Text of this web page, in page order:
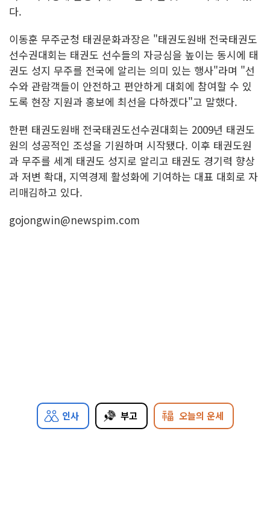
다.
이동훈 무주군청 태권문화과장은 "태권도원배 전국태권도
선수권대회는 태권도 선수들의 자긍심을 높이는 동시에 태
권도 성지 무주를 전국에 알리는 의미 있는 행사"라며 "선
수와 관람객들이 안전하고 편안하게 대회에 참여할 수 있
도록 현장 지원과 홍보에 최선을 다하겠다"고 말했다.
한편 태권도원배 전국태권도선수권대회는 2009년 태권도
원의 성공적인 조성을 기원하며 시작됐다. 이후 태권도원
과 무주를 세계 태권도 성지로 알리고 태권도 경기력 향상
과 저변 확대, 지역경제 활성화에 기여하는 대표 대회로 자
리매김하고 있다.
gojongwin@newspim.com
인사 부고 오늘의 운세